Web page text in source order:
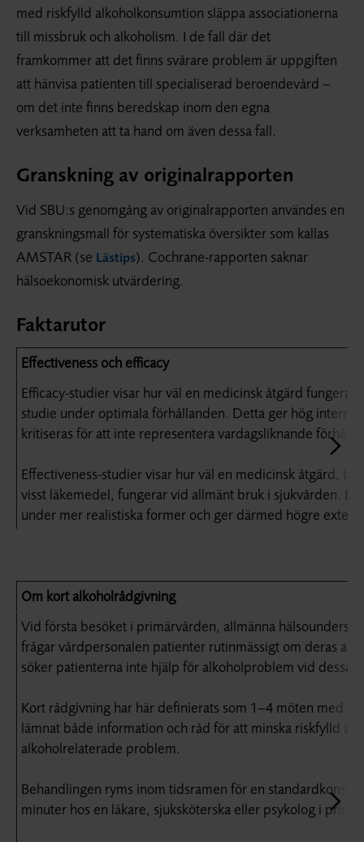
med riskfylld alkoholkonsumtion släppa associationerna
till missbruk och alkoholism. I de fall där det
framkommer att det finns svårare problem är uppgiften
att hänvisa patienten till specialiserad beroendevård –
om det inte finns beredskap inom den egna
verksamheten att ta hand om även dessa fall.
Granskning av originalrapporten
Vid SBU:s genomgång av originalrapporten användes en
granskningsmall för systematiska översikter som kallas
AMSTAR (se Lästips). Cochrane-rapporten saknar
hälsoekonomisk utvärdering.
Faktarutor
Effectiveness och efficacy
Efficacy-studier visar hur väl en medicinsk åtgärd fungerar
studie under optimala förhållanden. Detta ger hög intern
kritiseras för att inte representera vardagsliknande
Effectiveness-studier visar hur väl en medicinsk åtgärd,
visst läkemedel, fungerar vid allmänt bruk i sjukvården.
under mer realistiska former och ger därmed högre
Om kort alkoholrådgivning
Vid första besöket i primärvården, allmänna
frågar vårdpersonalen patienter rutinmässigt om deras
söker patienterna inte hjälp för alkoholproblem vid dessa
Kort rådgivning har här definierats som 1–4 möten med
lämnat både information och råd för att minska riskfylld
alkoholrelaterade problem.
Behandlingen ryms inom tidsramen för en
minuter hos en läkare, sjuksköterska eller psykolog i